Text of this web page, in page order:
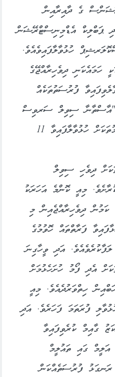
ގެ ދާއިރާއިން
އަދި ޕަބްލިކް އެޑްމިނިސްޓްރޭޝަން
ކިޔެވުމަށް 5 ސްކޮލަރޝިޕް ހުޅުވާލާފައިވެއެވެ.
ހަމައެކަނި ދިވެހިރާއްޖޭގެ
ފުރުސަތުތަކެއް
"އާސްތާނާ ސިވިލް ސަރވިސް
ހަބް" ގެ މެންބަރު ހުރިހާ ގައުމުތަކަށް ހުޅުވާލާފައިވާ 11
ދިވެހި ސިވިލް
މިއީ ކޮންމެ އަހަރަކު
ދިވެހިރާއްޖެއިން މި
ފަރާތްތައް ހޮވުމުގެ
އަދި ވީހާގިނަ
އެދި ފޯމު ހުށަހެޅުމަށް
ހިތްވަރުދެއެވެ. މިއީ
ފުރަތަމަ ފަހަރެވެ. އަދި
ގާއިމް ކުރެވިފައިވާ
ގައި ތައުލީމް
ފުރުސަތެއްކަން